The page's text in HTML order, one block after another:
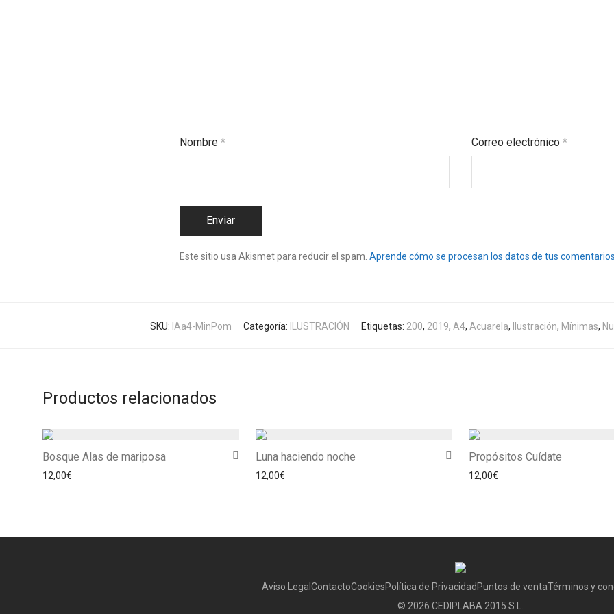
Nombre * Correo electrónico*
Este sitio usa Akismet para reducir el spam. Aprende cómo se procesan los datos de tus
SKU: IAa4-MinPom Categoría: ILUSTRACIÓN Etiquetas: 200, 2019, A4, Acuarela, Ilustración, Mínimas,
Productos relacionados
Bosque Alas de mariposa
12,00€
Luna haciendo noche
12,00€
Propósitos Cuídate
12,00€
Aviso Legal ContactoCookiesPolítica de Privacidad Puntos de ventaTérminos y
© 2026 CEDIPLABA 2015 S.L.